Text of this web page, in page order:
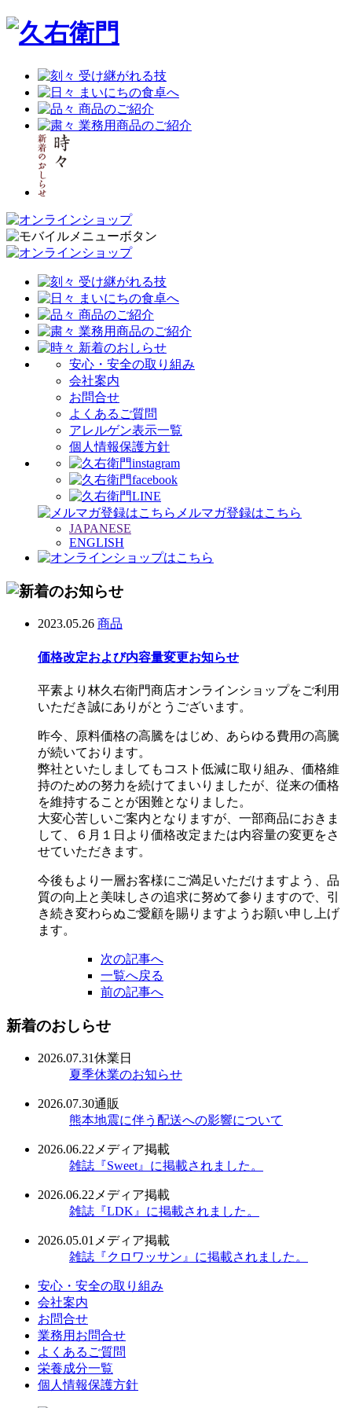
安心・安全の取り組み
会社案内
お問合せ
よくあるご質問
アレルゲン表示一覧
個人情報保護方針
メルマガ登録はこちら
JAPANESE
ENGLISH
2023.05.26 商品
価格改定および内容量変更お知らせ
平素より林久右衛門商店オンラインショップをご利用
いただき誠にありがとうございます。
昨今、原料価格の高騰をはじめ、あらゆる費用の高騰
が続いております。
弊社といたしましてもコスト低減に取り組み、価格維
持のための努力を続けてまいりましたが、従来の価格
を維持することが困難となりました。
大変心苦しいご案内となりますが、一部商品におきま
して、６月１日より価格改定または内容量の変更をさ
せていただきます。
今後もより一層お客様にご満足いただけますよう、品
質の向上と美味しさの追求に努めて参りますので、引
き続き変わらぬご愛顧を賜りますようお願い申し上げ
ます。
次の記事へ
一覧へ戻る
前の記事へ
新着のおしらせ
2026.07.31休業日
夏季休業のお知らせ
2026.07.30通販
熊本地震に伴う配送への影響について
2026.06.22 メディア掲載
雑誌『Sweet』に掲載されました。
2026.06.22 メディア掲載
雑誌『LDK』に掲載されました。
2026.05.01 メディア掲載
雑誌『クロワッサン』に掲載されました。
安心・安全の取り組み
会社案内
お問合せ
業務用お問合せ
よくあるご質問
栄養成分一覧
個人情報保護方針